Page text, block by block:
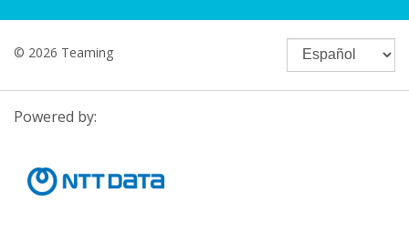
© 2026 Teaming
Powered by: